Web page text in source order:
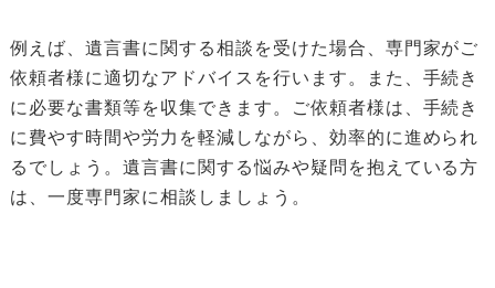
例えば、遺言書に関する相談を受けた場合、専門家がご
依頼者様に適切なアドバイスを行います。また、手続き
に必要な書類等を収集できます。ご依頼者様は、手続き
に費やす時間や労力を軽減しながら、効率的に進められ
るでしょう。遺言書に関する悩みや疑問を抱えている方
は、一度専門家に相談しましょう。